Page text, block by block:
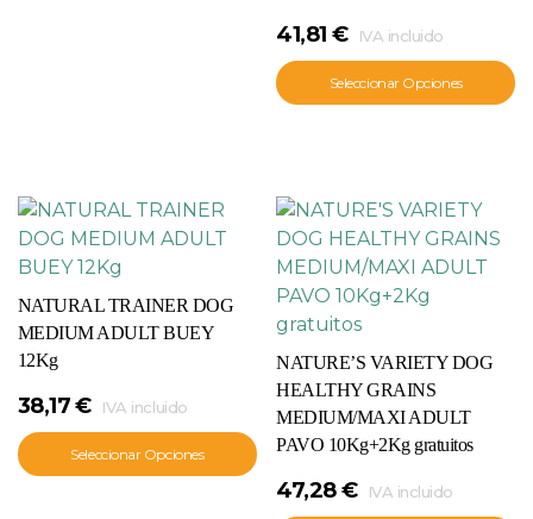
41,81 € IVA incluido
Seleccionar Opciones
NATURAL TRAINER DOG
MEDIUM ADULT BUEY
12Kg
38,17€ IVA incluido
Seleccionar Opciones
NATURE’S VARIETY DOG
HEALTHY GRAINS
MEDIUM/MAXI ADULT
PAVO 10Kg+2Kg gratuitos
47,28€ IVA incluido